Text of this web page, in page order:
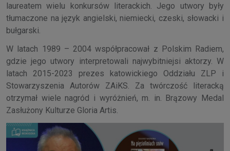
laureatem wielu konkursów literackich. Jego utwory były
tłumaczone na język angielski, niemiecki, czeski, słowacki i
bułgarski.
W latach 1989 – 2004 współpracował z Polskim Radiem,
gdzie jego utwory interpretowali najwybitniejsi aktorzy. W
latach 2015-2023 prezes katowickiego Oddziału ZLP i
Stowarzyszenia Autorów ZAiKS. Za twórczość literacką
otrzymał wiele nagród i wyróżnień, m. in. Brązowy Medal
Zasłużony Kulturze Gloria Artis.